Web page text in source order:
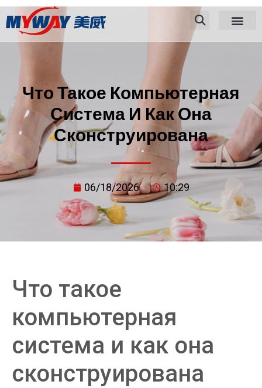
Что Такое Компьютерная
Система И Как Она
Сконструирована
06/18/2026 10:29
Что такое
компьютерная
система и как она
сконструирована